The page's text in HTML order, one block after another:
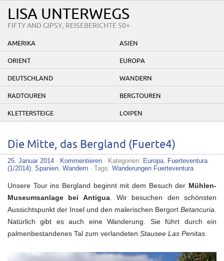
LISA UNTERWEGS
FIFTY AND GIPSY, REISEBERICHTE 50+
AMERIKA ASIEN
ORIENT EUROPA
DEUTSCHLAND WANDERN
RADTOUREN BERGTOUREN
KLETTERSTEIGE LOIPEN
Die Mitte, das Bergland (Fuerte4)
25. Januar 2014 · Kommentieren · Kategorien: Europa, Fuerteventura
(1/2014), Spanien, Wandern · Tags: Wanderungen Fuerteventura
Unsere Tour ins Bergland beginnt mit dem Besuch der Mühlen-
Museumsanlage bei Antigua. Wir besuchen den schönsten
Aussichtspunkt der Insel und den malerischen Bergort Betancuria
Natürlich gibt es auch eine Wanderung. Sie führt durch ein
palmenbestandenes Tal zum verlandeten Stausee Las Penitas